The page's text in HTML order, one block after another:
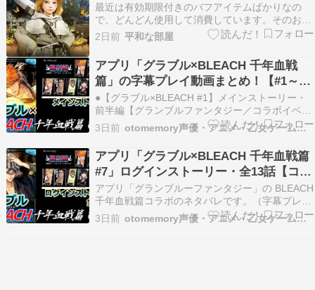
最近は有効期限付きのバフアイテムばかりなの
で、どんどん使用して消費しています。そのおか
げか、なかなか入手できない「千年物の山参」が
採集出来ました。バフアイテムで盛っていたの
で、熟練度３０００くらい、屠殺での入手です。
鍬採集でしか入手出来ないと思い込んでいたの
で、驚きました。 取…
2日前 平和な部屋
アプリ「グラブル×BLEACH 千年血戦
篇」の字幕プレイ動画まとめ！【#1～
7】
●【グラブル×BLEACH #1】メインストーリー・
前半編【グランブルファンタジー／コラボイベン
ト】 続きを読む
3日前 otomemory声優・アニメ・乙女ゲームまとめ
アプリ「グラブル×BLEACH 千年血戦篇
#7」ログインストーリー・全13話【コラ
ボイベント】（字幕プレイ動画あり）
アプリ「グランブルーファンタジー」の BLEACH
千年血戦篇コラボのネタバレです。（字幕プレイ
動画あり） 続きを読む
3日前 otomemory声優・アニメ・乙女ゲームまとめ